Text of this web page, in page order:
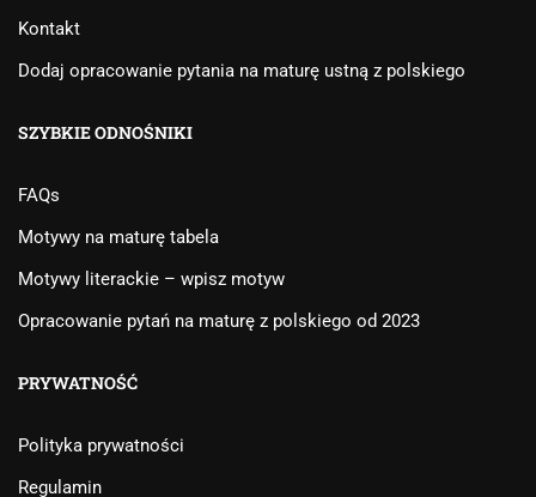
Kontakt
Dodaj opracowanie pytania na maturę ustną z polskiego
SZYBKIE ODNOŚNIKI
FAQs
Motywy na maturę tabela
Motywy literackie – wpisz motyw
Opracowanie pytań na maturę z polskiego od 2023
PRYWATNOŚĆ
Polityka prywatności
Regulamin